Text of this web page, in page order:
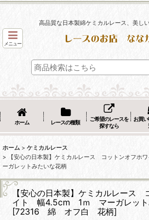
高品質な日本製綿ケミカルレース、美し
メニュー
ホーム レースの種類
ご希望のレースを
探すなら
お買
ホーム > ケミカルレース
>
【安心の日本製】ケミカルレース コットンオフ
ーガレットみたいな花柄
【安心の日本製】ケミカルレース
イト 幅4.5cm 1ｍ マーガレット
[72316 綿 オフ白 花柄]